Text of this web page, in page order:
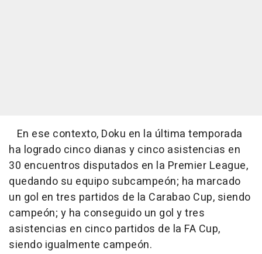
En ese contexto, Doku en la última temporada
ha logrado cinco dianas y cinco asistencias en
30 encuentros disputados en la Premier League,
quedando su equipo subcampeón; ha marcado
un gol en tres partidos de la Carabao Cup, siendo
campeón; y ha conseguido un gol y tres
asistencias en cinco partidos de la FA Cup,
siendo igualmente campeón.